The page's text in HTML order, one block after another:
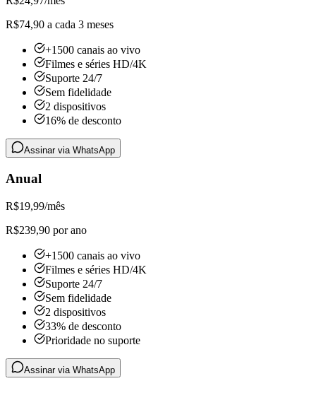
R$74,90 a cada 3 meses
+1500 canais ao vivo
Filmes e séries HD/4K
Suporte 24/7
Sem fidelidade
2 dispositivos
16% de desconto
Assinar via WhatsApp
Anual
R$19,99/mês
R$239,90 por ano
+1500 canais ao vivo
Filmes e séries HD/4K
Suporte 24/7
Sem fidelidade
2 dispositivos
33% de desconto
Prioridade no suporte
Assinar via WhatsApp